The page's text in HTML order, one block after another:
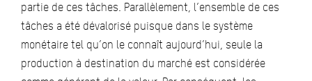
partie de ces tâches. Parallèlement, l’ensemble de ces
tâches a été dévalorisé puisque dans le système
monétaire tel qu’on le connaît aujourd’hui, seule la
production à destination du marché est considérée